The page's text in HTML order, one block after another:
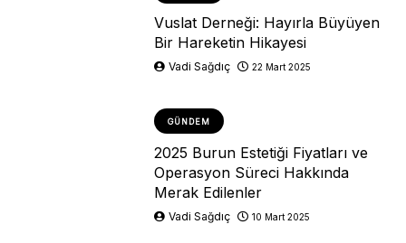
Vuslat Derneği: Hayırla Büyüyen
Bir Hareketin Hikayesi
Vadi Sağdıç 22 Mart 2025
GÜNDEM
2025 Burun Estetiği Fiyatları ve
Operasyon Süreci Hakkında
Merak Edilenler
Vadi Sağdıç 10 Mart 2025